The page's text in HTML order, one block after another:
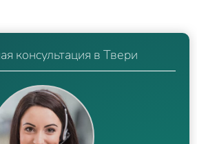
консультация в Твери